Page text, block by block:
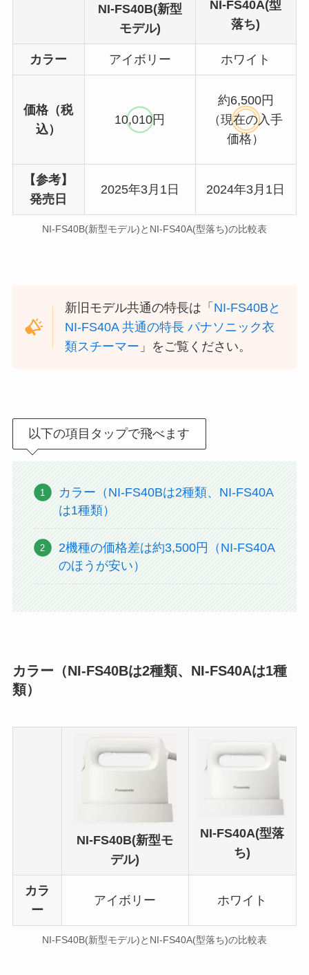
NI-FS40B(新型
モデル)
NI-FS40A(型
落ち)
カラー アイボリー ホワイト
価格（税
込）
10,010円
約6,500円
（現在の入手
価格）
【参考】
発売日
2025年3月1日 2024年3月1日
NI-FS40B(新型モデル)とNI-FS40A(型落ち)の比較表
新旧モデル共通の特長は「 NI-FS40Bと
NI-FS40A 共通の特長 パナソニック衣
類スチーマー 」をご覧ください。
以下の項目タップで飛べます
カラー（NI-FS40Bは2種類、NI-FS40A
は1種類）
2機種の価格差は約3,500円（NI-FS40A
のほうが安い）
カラー（NI-FS40Bは2種類、NI-FS40Aは1種
類）
NI-FS40B(新型モ
デル)
NI-FS40A(型落
ち)
カラ
ー
アイボリー ホワイト
NI-FS40B(新型モデル)とNI-FS40A(型落ち)の比較表